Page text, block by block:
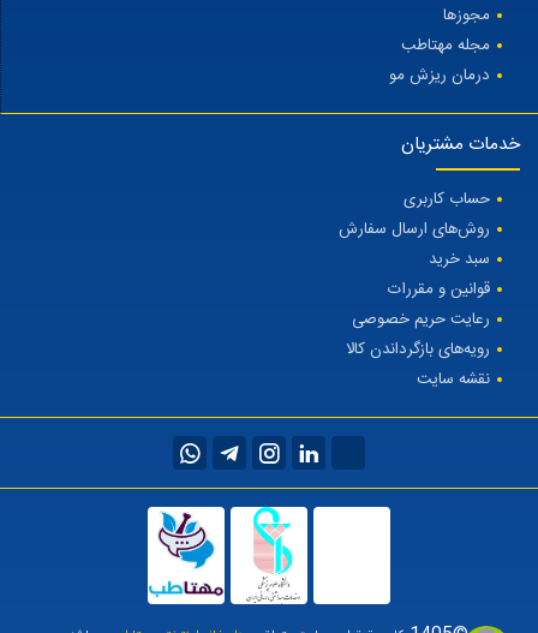
مجوزها
مجله مهتاطب
درمان ریزش مو
خدمات مشتریان
حساب کاربری
روش‌های ارسال سفارش
سبد خرید
قوانین و مقررات
رعایت حریم خصوصی
رویه‌های بازگرداندن کالا
نقشه سایت